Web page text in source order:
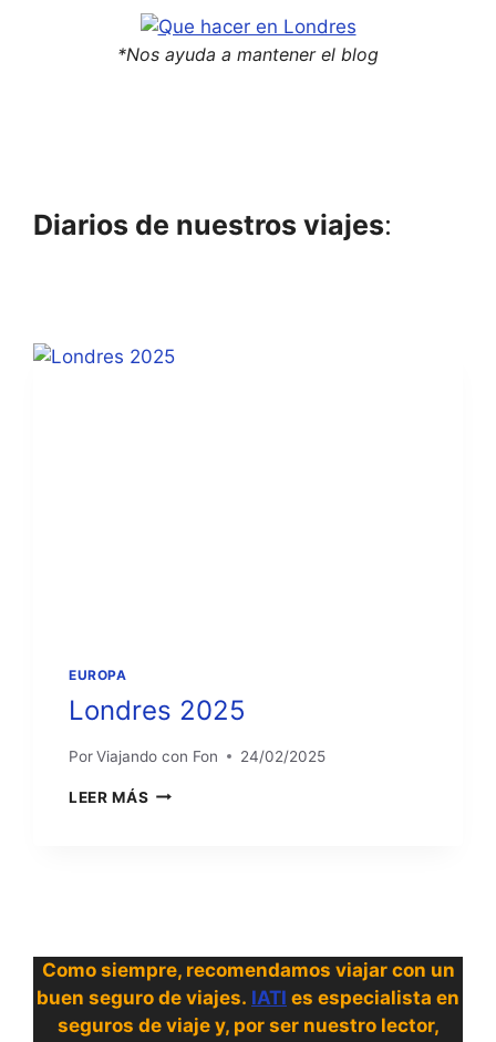
*Nos ayuda a mantener el blog
Diarios de nuestros viajes:
EUROPA
Londres 2025
PorViajando con Fon 24/02/2025
LEER MÁS LONDRES
Como siempre, recomendamos viajar con un
buen seguro de viajes. IATI es especialista en
seguros de viaje y, por ser nuestro lector,